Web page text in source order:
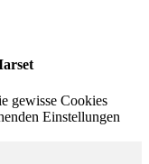
gewisse Cookies
Einstellungen